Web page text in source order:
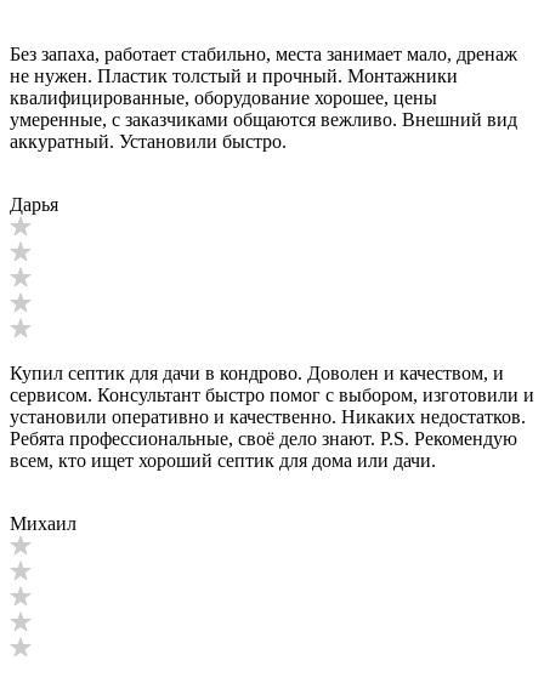
Без запаха, работает стабильно, места занимает мало, дренаж
не нужен. Пластик толстый и прочный. Монтажники
квалифицированные, оборудование хорошее, цены
умеренные, с заказчиками общаются вежливо. Внешний вид
аккуратный. Установили быстро.
Дарья
Купил септик для дачи в кондрово. Доволен и качеством, и
сервисом. Консультант быстро помог с выбором, изготовили и
установили оперативно и качественно. Никаких недостатков.
Ребята профессиональные, своё дело знают. P.S. Рекомендую
всем, кто ищет хороший септик для дома или дачи.
Михаил